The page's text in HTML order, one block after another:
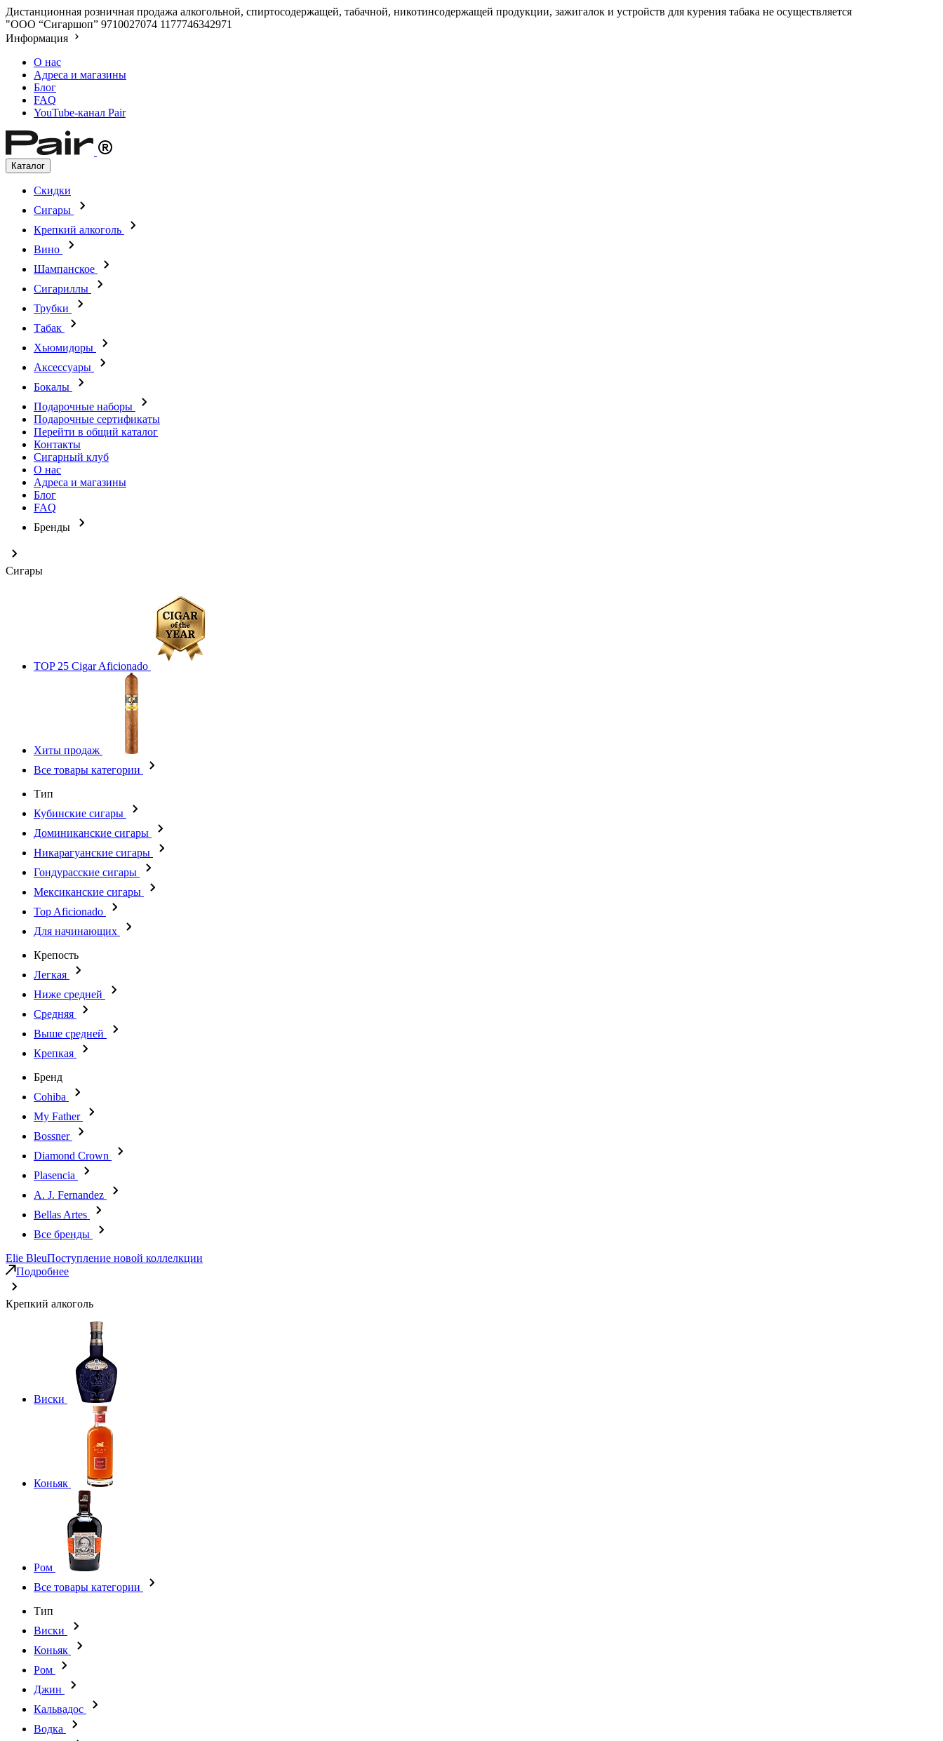
Дистанционная розничная продажа алкогольной, спиртосодержащей, табачной, никотинсодержащей продукции, зажигалок и устройств для курения табака не осуществляется
"ООО “Сигаршоп” 9710027074 1177746342971
Информация
О нас
Адреса и магазины
Блог
FAQ
YouTube-канал Pair
Каталог
Скидки
Сигары
Крепкий алкоголь
Вино
Шампанское
Сигариллы
Трубки
Табак
Хьюмидоры
Аксессуары
Бокалы
Подарочные наборы
Подарочные сертификаты
Перейти в общий каталог
Контакты
Сигарный клуб
О нас
Адреса и магазины
Блог
FAQ
Бренды
Сигары
TOP 25 Cigar Aficionado
Хиты продаж
Все товары категории
Тип
Кубинские сигары
Доминиканские сигары
Никарагуанские сигары
Гондурасские сигары
Мексиканские сигары
Top Aficionado
Для начинающих
Крепость
Легкая
Ниже средней
Средняя
Выше средней
Крепкая
Бренд
Cohiba
My Father
Bossner
Diamond Crown
Plasencia
A. J. Fernandez
Bellas Artes
Все бренды
Elie BleuПоступление новой коллелкции
Подробнее
Крепкий алкоголь
Виски
Коньяк
Ром
Все товары категории
Тип
Виски
Коньяк
Ром
Джин
Кальвадос
Водка